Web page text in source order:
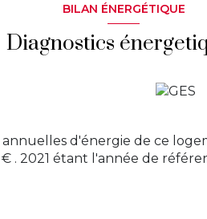
BILAN ÉNERGÉTIQUE
Diagnostics
annuelles d'énergie de ce
. 2021 étant l'année de